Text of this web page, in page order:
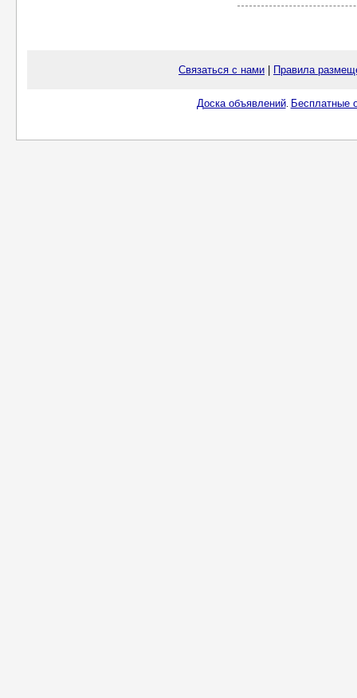
Связаться с нами Правила
Доска объявлений. Бесплатные